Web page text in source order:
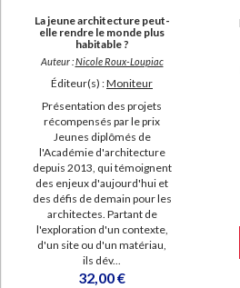
La jeune architecture peut-
elle rendre le monde plus
habitable ?
Auteur :Nicole Roux-Loupiac
Éditeur(s) :Moniteur
Présentation des projets
récompensés par le prix
Jeunes diplômés de
l'Académie d'architecture
depuis 2013, qui témoignent
des enjeux d'aujourd'hui et
des défis de demain pour les
architectes. Partant de
l'exploration d'un contexte,
d'un site ou d'un matériau,
ils dév...
32,00 €